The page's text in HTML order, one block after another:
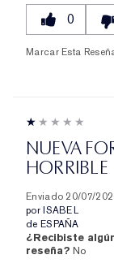
0
Marcar Esta
NUEVA
HORRIBLE
Enviado 20/07/
por ISABEL
de ESPAÑA
¿Recibiste
reseña? No